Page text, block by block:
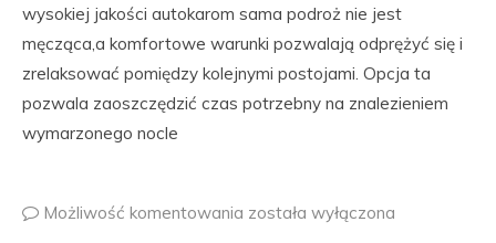
wysokiej jakości autokarom sama podroż nie jest
męcząca,a komfortowe warunki pozwalają odprężyć się i
zrelaksować pomiędzy kolejnymi postojami. Opcja ta
pozwala zaoszczędzić czas potrzebny na znalezieniem
wymarzonego nocle
Możliwość komentowania została wyłączona